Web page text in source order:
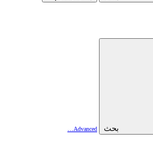
بحث Advanced…